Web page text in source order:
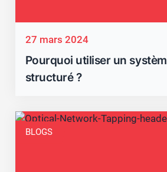
27 mars 2024
Pourquoi utiliser un
structuré ?
BLOGS